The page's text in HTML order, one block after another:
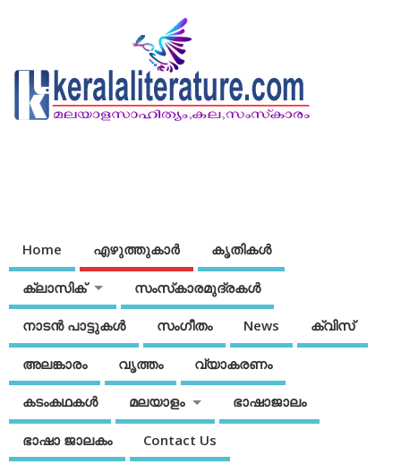
Home എഴുത്തുകാര്‍ കൃതികൾ
ക്ലാസിക് സംസ്‌കാരമുദ്രകള്‍
നാടന്‍ പാട്ടുകള്‍ സംഗീതം News ക്വിസ്
അലങ്കാരം വൃത്തം വ്യാകരണം
കടംകഥകള്‍ മലയാളം ഭാഷാജാലം
ഭാഷാ ജാലകം Contact Us